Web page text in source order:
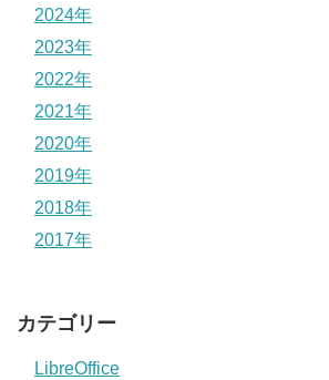
2024年
2023年
2022年
2021年
2020年
2019年
2018年
2017年
カテゴリー
LibreOffice